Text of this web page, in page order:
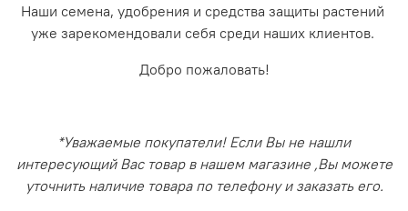
Наши семена, удобрения и средства защиты растений
уже зарекомендовали себя среди наших клиентов.
Добро пожаловать!
*Уважаемые покупатели! Если Вы не нашли
интересующий Вас товар в нашем магазине ,Вы можете
уточнить наличие товара по телефону и заказать его.